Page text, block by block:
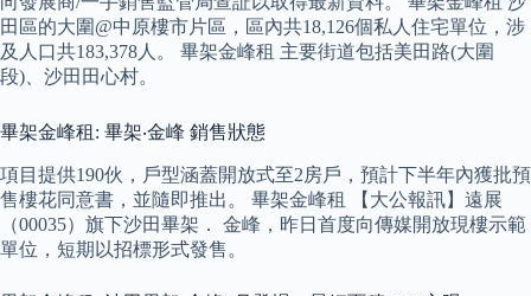
田區的大圍@中原樓市片區，區內共18,126個私人住宅單位，涉
及人口共183,378人。 畢架金峰租 主要街道包括美田路(大圍
段)、沙田田心村。
畢架金峰租: 畢架‧金峰 銷售狀態
項目提供190伙，戶型涵蓋開放式至2房戶，預計下半年內獲批預
售樓花同意書，並隨即推出。 畢架金峰租 【大公報訊】遠展
（00035）旗下沙田畢架． 金峰，昨日首度向傳媒開放現樓示範
單位，短期以招標形式發售。